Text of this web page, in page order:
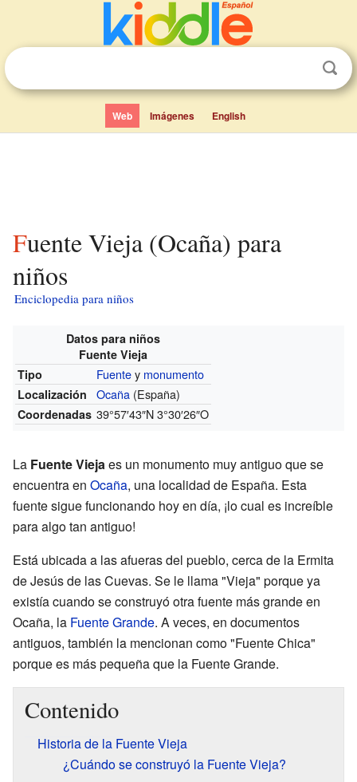
Web Imágenes English
Fuente Vieja (Ocaña) para
niños
Enciclopedia para niños
Datos para niños
Fuente Vieja
Tipo
Fuentey monumento
Localización Ocaña (España)
Coordenadas 39°57′43″N3°30′26″O
La Fuente Viejaes un monumento muy antiguo que se
encuentra en Ocaña, una localidad de España. Esta
fuente sigue funcionando hoy en día, ¡lo cual es increíble
para algo tan antiguo!
Está ubicada a las afueras del pueblo, cerca de la Ermita
de Jesús de las Cuevas. Se le llama "Vieja" porque ya
existía cuando se construyó otra fuente más grande en
Ocaña, la Fuente Grande. A veces, en documentos
antiguos, también la mencionan como "Fuente Chica"
porque es más pequeña que la Fuente Grande.
Contenido
Historia de la Fuente Vieja
¿Cuándo se construyó la Fuente Vieja?